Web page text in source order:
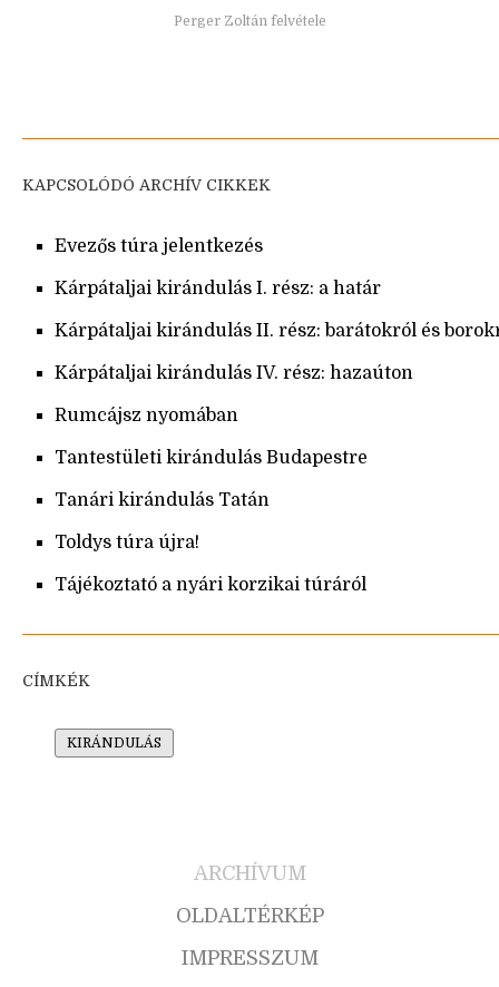
Perger Zoltán felvétele
KAPCSOLÓDÓ ARCHÍV CIKKEK
Evezős túra jelentkezés
Kárpátaljai kirándulás I. rész: a határ
Kárpátaljai kirándulás II. rész: barátokról és
Kárpátaljai kirándulás IV. rész: hazaúton
Rumcájsz nyomában
Tantestületi kirándulás Budapestre
Tanári kirándulás Tatán
Toldys túra újra!
Tájékoztató a nyári korzikai túráról
CÍMKÉK
KIRÁNDULÁS
ARCHÍVUM
OLDALTÉRKÉP
IMPRESSZUM